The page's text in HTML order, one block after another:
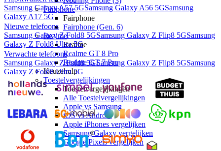
Fairphone
Fairphone
Fairphone (Gen. 6)
Realme
Realme
Realme GT 8 Pro
Realme GT 7 Pro
Keuzehulp
Toestelvergelijkingen
Toestelvergelijkingen
Alle Toestelvergelijkingen
Apple vs Samsung
iOS vs Android
Apple iPhones vergelijken
Samsung Galaxy vergelijken
Google Pixels vergelijken
Samsung Galaxy A57 5GSamsung Galaxy A56 5GSamsung
Galaxy A17 5G
Nieuwe telefoons
Samsung Galaxy Z Fold8 5GSamsung Galaxy Z Flip8 5GSamsung
Galaxy Z Fold8 Ultra 5G
Verwachte telefoons
Samsung Galaxy Z Fold8 5GSamsung Galaxy Z Flip8 5GSamsung
Galaxy Z Fold8 Ultra 5G